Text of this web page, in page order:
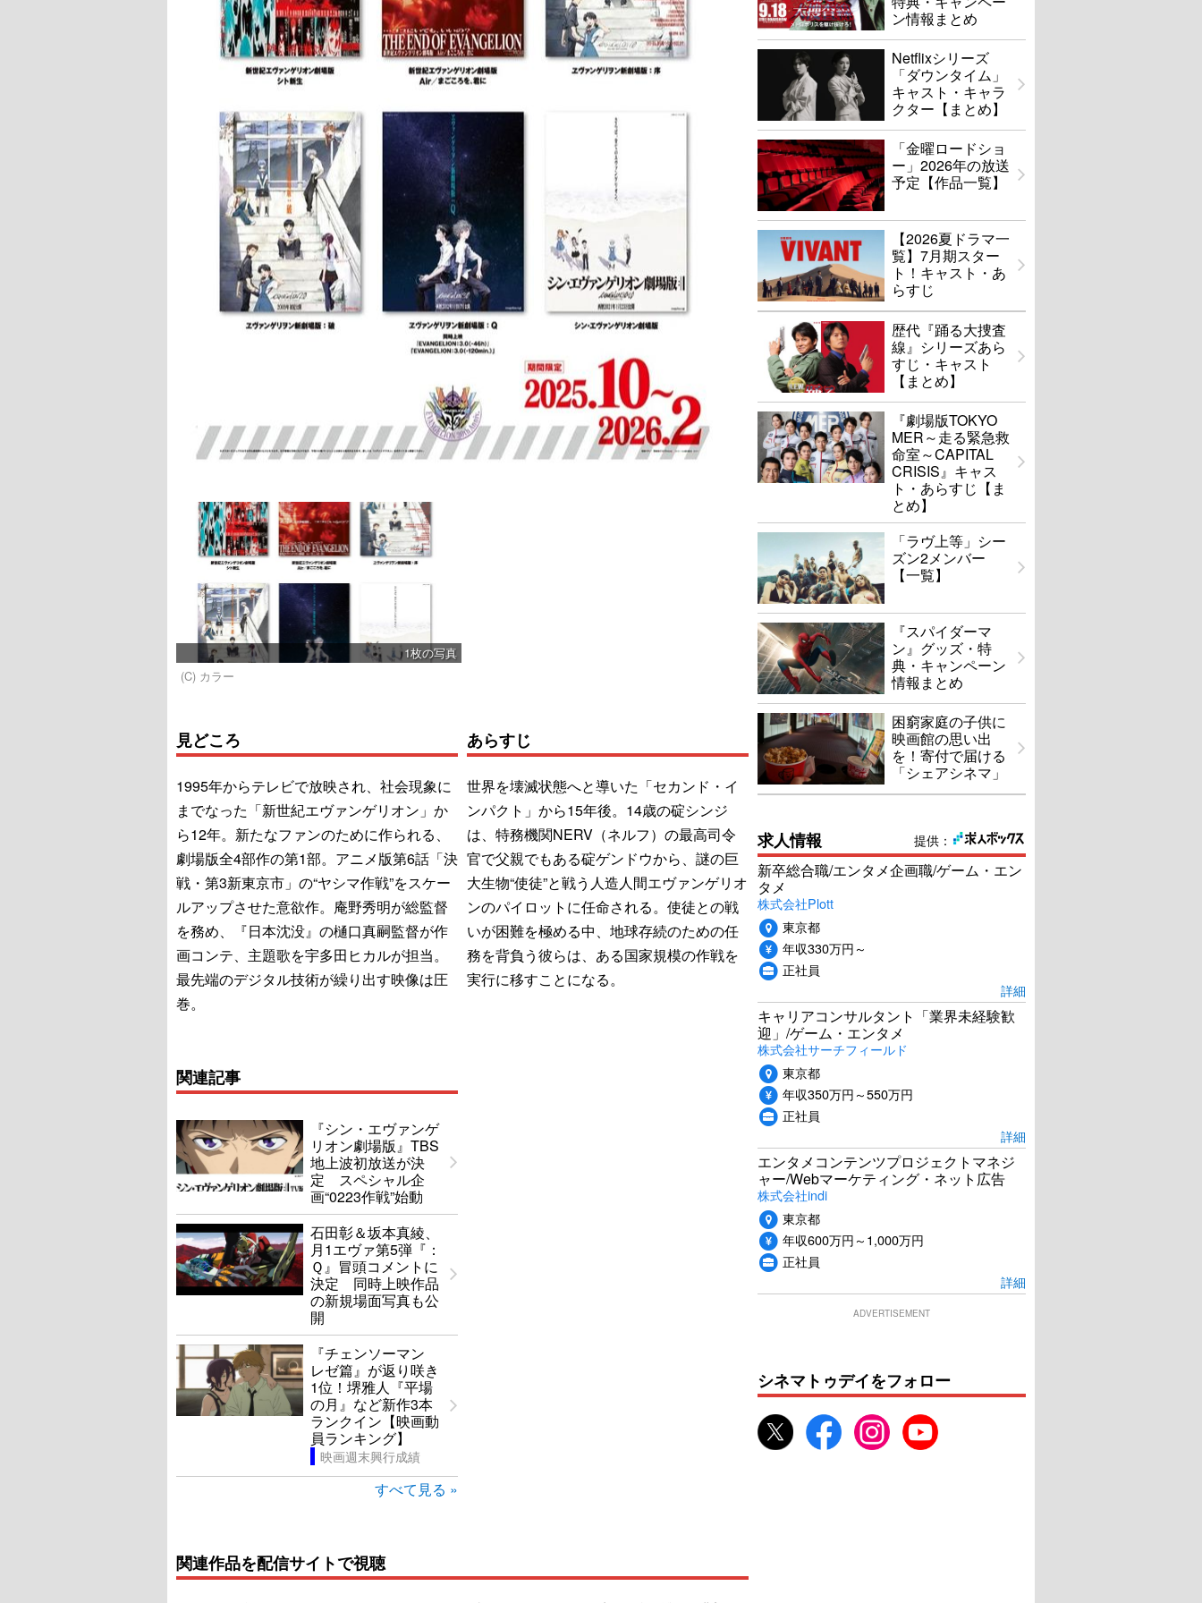
1枚の写真
(C) カラー
見どころ
1995年からテレビで放映され、社会現象に
までなった「新世紀エヴァンゲリオン」か
ら12年。新たなファンのために作られる、
劇場版全4部作の第1部。アニメ版第6話「決
戦・第3新東京市」の“ヤシマ作戦”をスケー
ルアップさせた意欲作。庵野秀明が総監督
を務め、『日本沈没』の樋口真嗣監督が作
画コンテ、主題歌を宇多田ヒカルが担当。
最先端のデジタル技術が繰り出す映像は圧
巻。
あらすじ
世界を壊滅状態へと導いた「セカンド・イ
ンパクト」から15年後。14歳の碇シンジ
は、特務機関NERV（ネルフ）の最高司令
官で父親でもある碇ゲンドウから、謎の巨
大生物“使徒”と戦う人造人間エヴァンゲリオ
ンのパイロットに任命される。使徒との戦
いが困難を極める中、地球存続のための任
務を背負う彼らは、ある国家規模の作戦を
実行に移すことになる。
関連記事
『シン・エヴァンゲ
リオン劇場版』TBS
地上波初放送が決
定 スペシャル企
画“0223作戦”始動
石田彰＆坂本真綾、
月1エヴァ第5弾『：
Ｑ』冒頭コメントに
決定 同時上映作品
の新規場面写真も公
開
『チェンソーマン
レゼ篇』が返り咲き
1位！堺雅人『平場
の月』など新作3本
ランクイン【映画動
員ランキング】
映画週末興行成績
すべて見る »
関連作品を配信サイトで視聴
ン情報まとめ
Netflixシリーズ
「ダウンタイム」
キャスト・キャラ
クター【まとめ】
「金曜ロードショ
ー」2026年の放送
予定【作品一覧】
【2026夏ドラマ一
覧】7月期スター
ト！キャスト・あ
らすじ
歴代『踊る大捜査
線』シリーズあら
すじ・キャスト
【まとめ】
『劇場版TOKYO
MER～走る緊急救
命室～CAPITAL
CRISIS』キャス
ト・あらすじ【ま
とめ】
「ラヴ上等」シー
ズン2メンバー
【一覧】
『スパイダーマ
ン』グッズ・特
典・キャンペーン
情報まとめ
困窮家庭の子供に
映画館の思い出
を！寄付で届ける
「シェアシネマ」
提供：
求人情報
新卒総合職/エンタメ企画職/ゲーム・エン
タメ
株式会社Plott
東京都
年収330万円～
正社員
詳細
キャリアコンサルタント「業界未経験歓
迎」/ゲーム・エンタメ
株式会社サーチフィールド
東京都
年収350万円～550万円
正社員
詳細
エンタメコンテンツプロジェクトマネジ
ャー/Webマーケティング・ネット広告
株式会社indi
東京都
年収600万円～1,000万円
正社員
詳細
ADVERTISEMENT
シネマトゥデイをフォロー